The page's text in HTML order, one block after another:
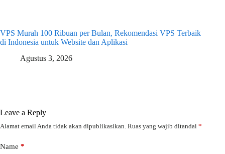
VPS Murah 100 Ribuan per Bulan, Rekomendasi VPS Terbaik
di Indonesia untuk Website dan Aplikasi
Agustus 3, 2026
Leave a Reply
Alamat email Anda tidak akan dipublikasikan. Ruas yang wajib ditandai *
Name *